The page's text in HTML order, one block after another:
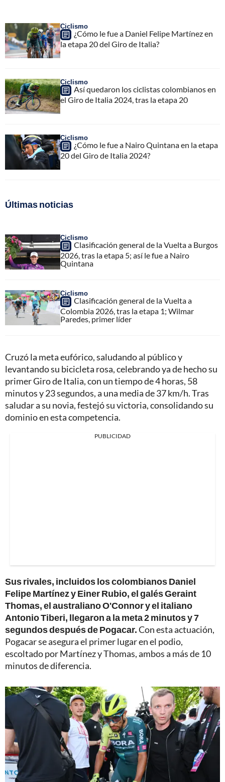
Ciclismo
¿Cómo le fue a Daniel Felipe Martínez en
la etapa 20 del Giro de Italia?
Ciclismo
Así quedaron los ciclistas colombianos en
el Giro de Italia 2024, tras la etapa 20
Ciclismo
¿Cómo le fue a Nairo Quintana en la etapa
20 del Giro de Italia 2024?
Últimas noticias
Ciclismo
Clasificación general de la Vuelta a Burgos
2026, tras la etapa 5; así le fue a Nairo
Quintana
Ciclismo
Clasificación general de la Vuelta a
Colombia 2026, tras la etapa 1; Wilmar
Paredes, primer líder
Cruzó la meta eufórico, saludando al público y
levantando su bicicleta rosa, celebrando ya de hecho su
primer Giro de Italia, con un tiempo de 4 horas, 58
minutos y 23 segundos, a una media de 37 km/h. Tras
saludar a su novia, festejó su victoria, consolidando su
dominio en esta competencia.
PUBLICIDAD
Sus rivales, incluidos los colombianos Daniel
Felipe Martínez y Einer Rubio, el galés Geraint
Thomas, el australiano O'Connor y el italiano
Antonio Tiberi, llegaron a la meta 2 minutos y 7
segundos después de Pogacar.Con esta actuación,
Pogacar se asegura el primer lugar en el podio,
escoltado por Martínez y Thomas, ambos a más de 10
minutos de diferencia.